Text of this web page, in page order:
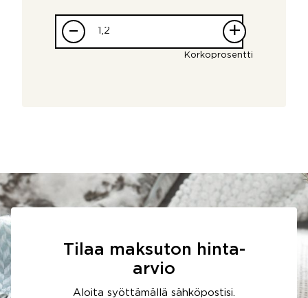
– +
Korkoprosentti
Tilaa maksuton hinta-
arvio
Aloita syöttämällä sähköpostisi.